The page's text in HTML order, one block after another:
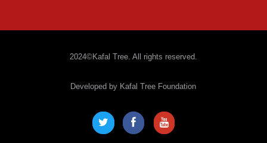
2024©Kafal Tree. All rights reserved.
Developed by Kafal Tree Foundation